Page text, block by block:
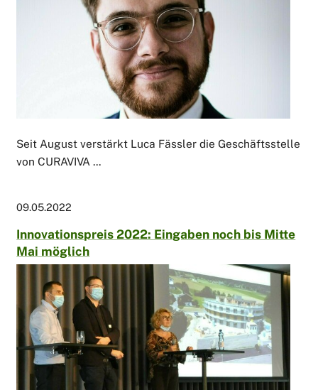
Seit August verstärkt Luca Fässler die Geschäftsstelle
von CURAVIVA ...
09.05.2022
Innovationspreis 2022: Eingaben noch bis Mitte
Mai möglich